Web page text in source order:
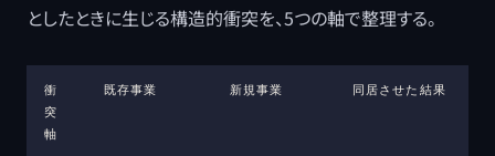
としたときに生じる構造的衝突を、5つの軸で整理する。
衝
突
軸
既存事業 新規事業 同居させた結果